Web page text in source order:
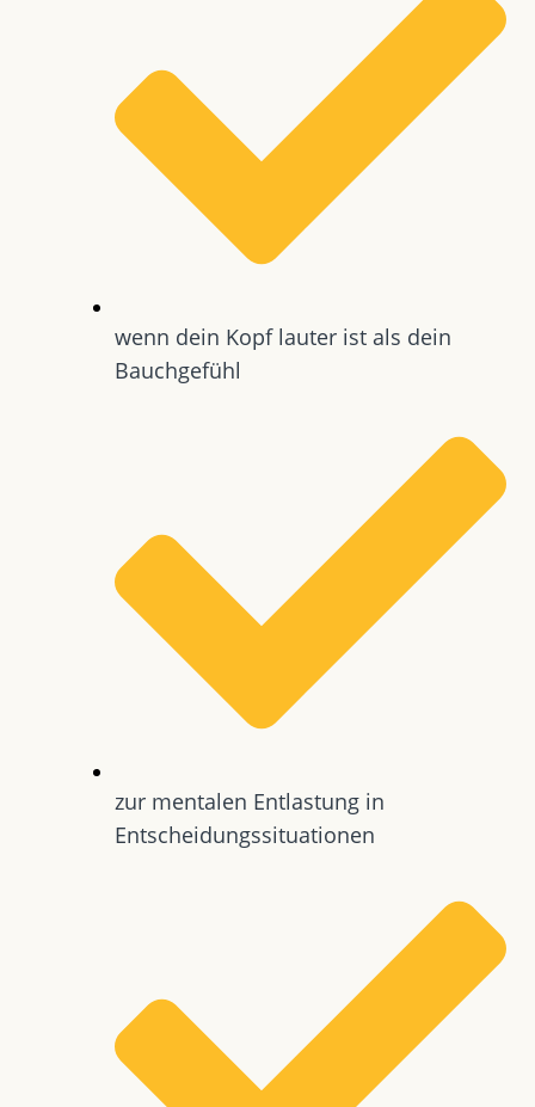
wenn dein Kopf lauter ist als dein
Bauchgefühl
zur mentalen Entlastung in
Entscheidungssituationen